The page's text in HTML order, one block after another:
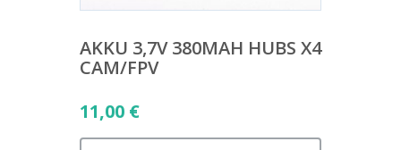
AKKU 3,7V 380MAH HUBS X4
CAM/FPV
11,00 €